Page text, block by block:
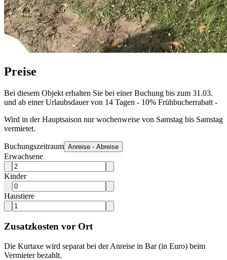
Preise
Bei diesem Objekt erhalten Sie bei einer Buchung bis zum 31.03.
und ab einer Urlaubsdauer von 14 Tagen - 10% Frühbucherrabatt -
Wird in der Hauptsaison nur wochenweise von Samstag bis Samstag
vermietet.
Buchungszeitraum Anreise - Abreise
Erwachsene
Kinder
Haustiere
Zusatzkosten vor Ort
Die Kurtaxe wird separat bei der Anreise in Bar (in Euro) beim
Vermieter bezahlt.